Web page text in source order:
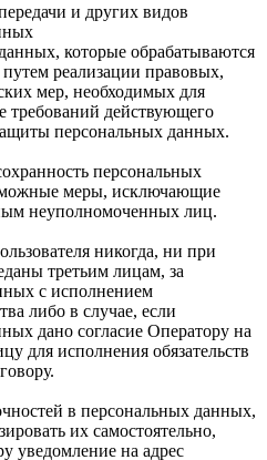
и других видов
которые обрабатываются
реализации правовых,
мер, необходимых для
требований действующего
персональных данных.
персональных
меры, исключающие
неуполномоченных лиц.
никогда, ни при
третьим лицам, за
с исполнением
либо в случае, если
дано согласие Оператору на
для исполнения обязательств
в персональных данных,
их самостоятельно,
уведомление на адрес